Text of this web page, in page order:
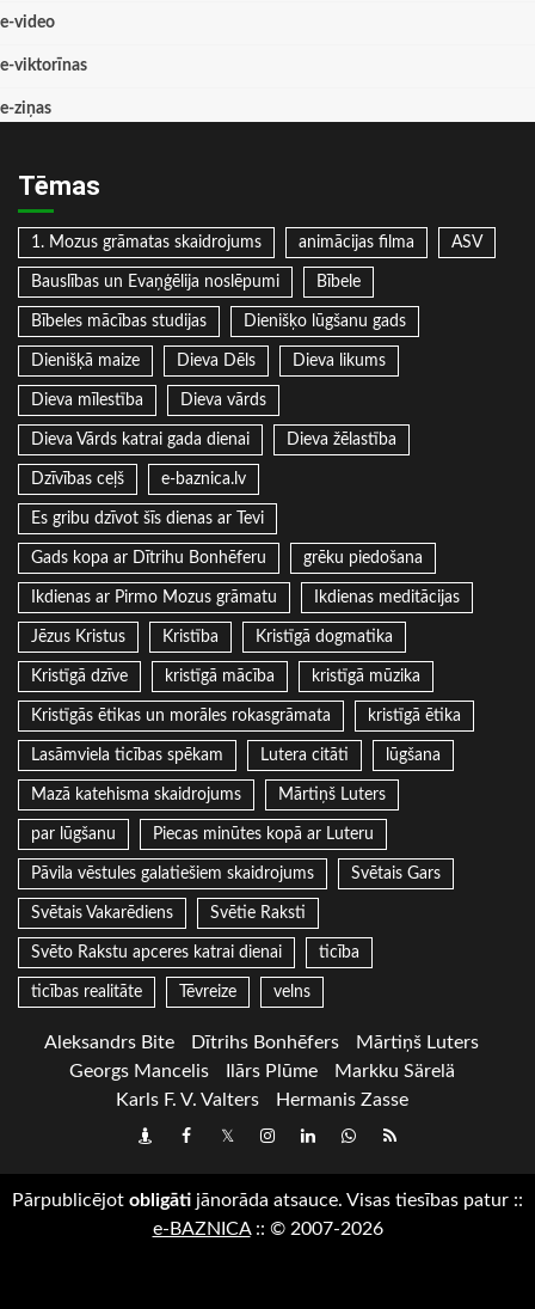
e-video
e-viktorīnas
e-ziņas
Tēmas
1. Mozus grāmatas skaidrojums animācijas filma ASV
Bauslības un Evaņģēlija noslēpumi Bībele
Bībeles mācības studijas Dienišķo lūgšanu gads
Dienišķā maize Dieva Dēls Dieva likums
Dieva mīlestība Dieva vārds
Dieva Vārds katrai gada dienai Dieva žēlastība
Dzīvības ceļš e-baznica.lv
Es gribu dzīvot šīs dienas ar Tevi
Gads kopa ar Dītrihu Bonhēferu grēku piedošana
Ikdienas ar Pirmo Mozus grāmatu Ikdienas meditācijas
Jēzus Kristus Kristība Kristīgā dogmatika
Kristīgā dzīve kristīgā mācība kristīgā mūzika
Kristīgās ētikas un morāles rokasgrāmata kristīgā ētika
Lasāmviela ticības spēkam Lutera citāti lūgšana
Mazā katehisma skaidrojums Mārtiņš Luters
par lūgšanu Piecas minūtes kopā ar Luteru
Pāvila vēstules galatiešiem skaidrojums Svētais Gars
Svētais Vakarēdiens Svētie Raksti
Svēto Rakstu apceres katrai dienai ticība
ticības realitāte Tēvreize velns
Aleksandrs Bite Dītrihs Bonhēfers
Mārtiņš Luters
Georgs Mancelis
Ilārs Plūme
Markku Särelä
Karls F. V. Valters
Hermanis Zasse
DraugiemFacebook
TwitterInstagram
LinkedInwhatsapp
RSS
Pārpublicējot obligāti jānorāda atsauce. Visas tiesības patur ::
e-BAZNICA:: © 2007-2026